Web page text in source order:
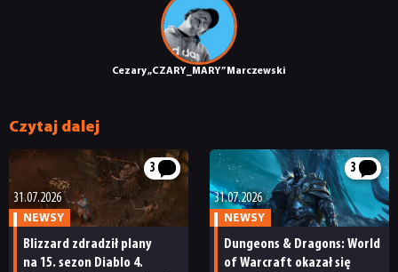
SKLEP
Cezary „CZARY_MARY” Marczewski
Czytaj dalej
3
31.07.2026
NEWSY
Blizzard zdradził plany
na 15. sezon Diablo 4.
3
31.07.2026
NEWSY
Dungeons & Dragons: World
of Warcraft okazał się